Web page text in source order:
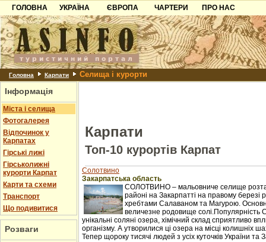
ГОЛОВНА
УКРАЇНА
Карпати
Азов
Причорноморря
Шацьк
ЄВРОПА
Чорногорія
Хорватія
Болгарія
Албанія
ЧАРТЕРИ
ПРО НАС
Контакти
Партнерам
Додати готель
Головна Карпати Селища і курорти
Інформація
Міста і селища
Фотогалерея
Відпочинок у
Карпатах
Гірські лижі
Гірськолижні
курорти Карпат
Карти та схеми
Транспорт
Що подивитися
Розваги
Карпати
Топ-10 курортів Карпат
Солотвино
Закарпатська область
СОЛОТВИНО – мальовниче селище
районі на Закарпатті на правому березі
хребтами Салаваном та Магурою.
величезне родовище солі.Популярність
унікальні соляні озера, хімічний склад сприятливо
організму. А утворилися ці озера на місці колишніх
Тепер щороку тисячі людей з усіх куточків України та